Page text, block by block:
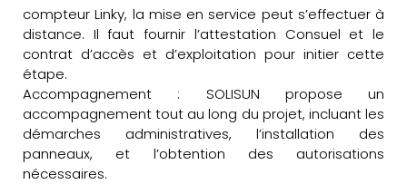
compteur Linky, la mise en service peut s’effectuer à
distance. Il faut fournir l’attestation Consuel et le
contrat d’accès et d’exploitation pour initier cette
étape.
Accompagnement : SOLISUN propose un
accompagnement tout au long du projet, incluant les
démarches administratives, l’installation des
panneaux, et l’obtention des autorisations
nécessaires.